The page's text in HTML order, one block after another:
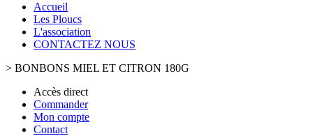
Accueil
Les Ploucs
L'association
CONTACTEZ NOUS
> BONBONS MIEL ET CITRON 180G
Accès direct
Commander
Mon compte
Contact